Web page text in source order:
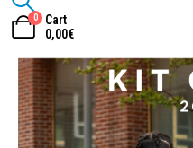
0
Cart
0,00€